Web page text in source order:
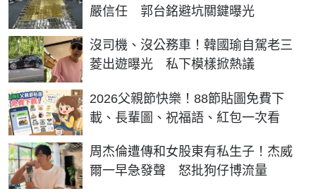
嚴信任 郭台銘避坑關鍵曝光
沒司機、沒公務車！韓國瑜自駕老三
菱出遊曝光 私下模樣掀熱議
2026父親節快樂！88節貼圖免費下
載、長輩圖、祝福語、紅包一次看
周杰倫遭傳和女股東有私生子！杰威
爾一早急發聲 怒批狗仔博流量